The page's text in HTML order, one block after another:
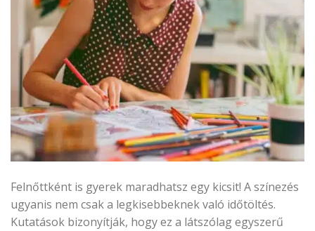
Felnőttként is gyerek maradhatsz egy kicsit! A színezés
ugyanis nem csak a legkisebbeknek való időtöltés.
Kutatások bizonyítják, hogy ez a látszólag egyszerű